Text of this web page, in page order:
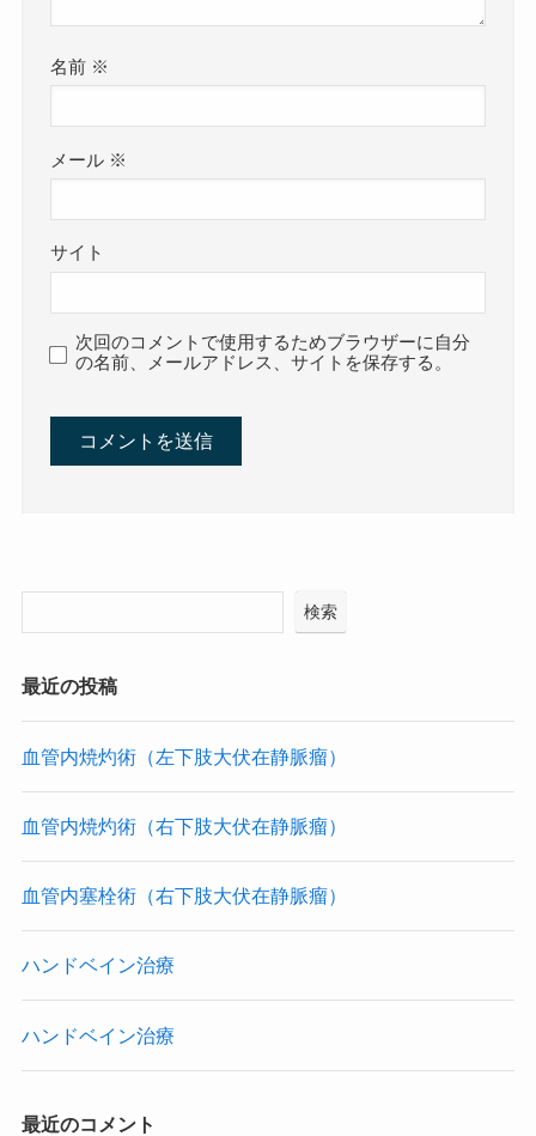
名前 ※
メール ※
サイト
次回のコメントで使用するためブラウザーに自分
の名前、メールアドレス、サイトを保存する。
検索
最近の投稿
血管内焼灼術（左下肢大伏在静脈瘤）
血管内焼灼術（右下肢大伏在静脈瘤）
血管内塞栓術（右下肢大伏在静脈瘤）
ハンドベイン治療
ハンドベイン治療
最近のコメント